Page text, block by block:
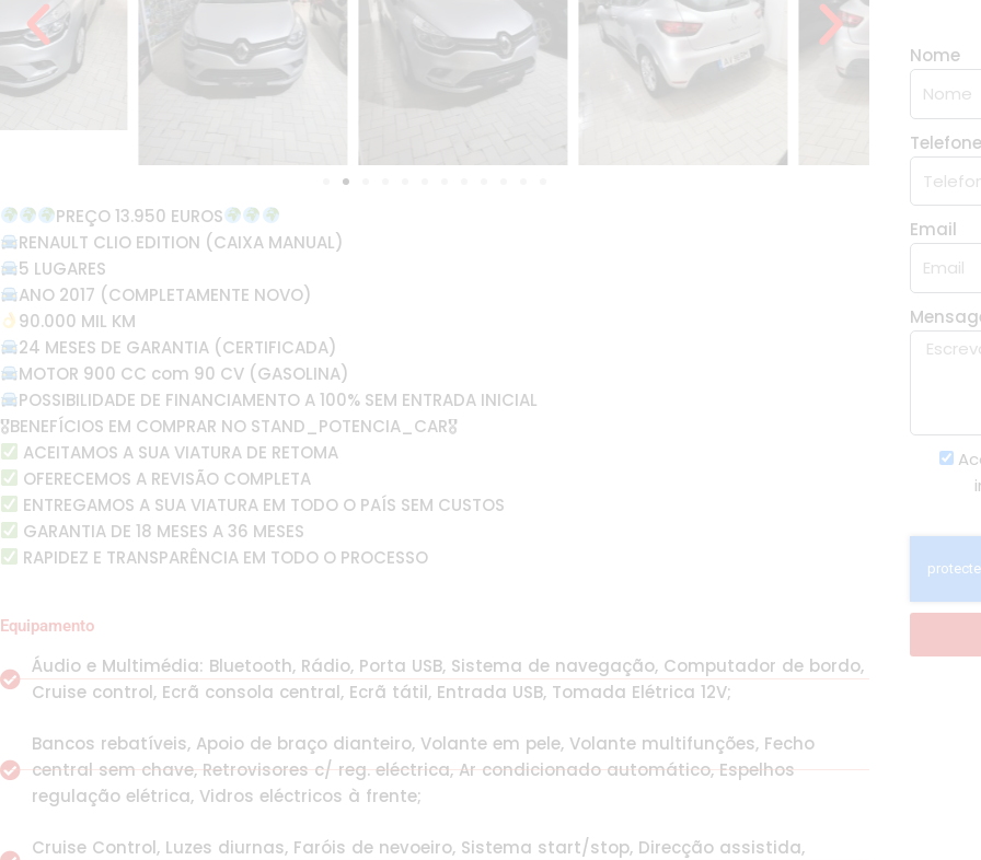
PREÇO 13.950 EUROS
RENAULT CLIO EDITION (CAIXA MANUAL)
5 LUGARES
ANO 2017 (COMPLETAMENTE NOVO)
90.000 MIL KM
24 MESES DE GARANTIA (CERTIFICADA)
MOTOR 900 CC com 90 CV (GASOLINA)
POSSIBILIDADE DE FINANCIAMENTO A 100% SEM ENTRADA INICIAL
🎖BENEFÍCIOS EM COMPRAR NO STAND_POTENCIA_CAR🎖
ACEITAMOS A SUA VIATURA DE RETOMA
OFERECEMOS A REVISÃO COMPLETA
ENTREGAMOS A SUA VIATURA EM TODO O PAÍS SEM CUSTOS
GARANTIA DE 18 MESES A 36 MESES
RAPIDEZ E TRANSPARÊNCIA EM TODO O PROCESSO
Equipamento
Áudio e Multimédia: Bluetooth, Rádio, Porta USB, Sistema de navegação, Computador de bordo,
Cruise control, Ecrã consola central, Ecrã tátil, Entrada USB, Tomada Elétrica 12V;
Bancos rebatíveis, Apoio de braço dianteiro, Volante em pele, Volante multifunções, Fecho
central sem chave, Retrovisores c/ reg. eléctrica, Ar condicionado automático, Espelhos
regulação elétrica, Vidros eléctricos à frente;
Cruise Control, Luzes diurnas, Faróis de nevoeiro, Sistema start/stop, Direcção assistida,
Nome
Telefone
Email